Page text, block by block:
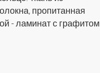
пропитанная
- ламинат с графитом